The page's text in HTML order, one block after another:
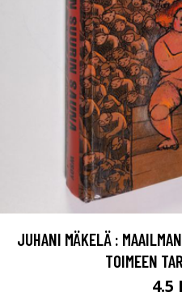
JUHANI MÄKELÄ :
TOIMEEN
4.5